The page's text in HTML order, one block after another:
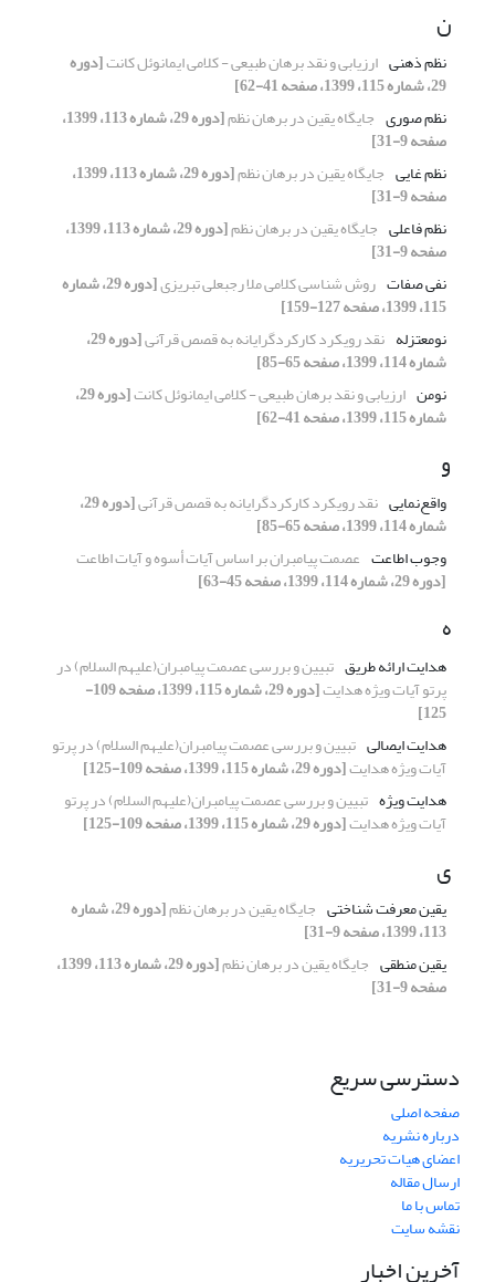
ن
نظم ذهنی ارزیابی و نقد برهان طبیعی - کلامی ایمانوئل کانت[دوره
29، شماره 115، 1399، صفحه 41-62]
نظم صوری جایگاه یقین در برهان نظم [دوره 29، شماره 113، 1399،
صفحه 9-31]
نظم غایی جایگاه یقین در برهان نظم [دوره 29، شماره 113، 1399،
صفحه 9-31]
نظم فاعلی جایگاه یقین در برهان نظم [دوره 29، شماره 113، 1399،
صفحه 9-31]
نفی صفات روش شناسی کلامی ملا رجبعلی تبریزی [دوره 29، شماره
115، 1399، صفحه 127-159]
نومعتزله نقد رویکرد کارکردگرایانه به قصص قرآنی [دوره 29،
شماره 114، 1399، صفحه 65-85]
نومن ارزیابی و نقد برهان طبیعی - کلامی ایمانوئل کانت [دوره 29،
شماره 115، 1399، صفحه 41-62]
و
واقع‌نمایی نقد رویکرد کارکردگرایانه به قصص قرآنی [دوره 29،
شماره 114، 1399، صفحه 65-85]
وجوب اطاعت عصمت پیامبران بر اساس آیات أسوه و آیات اطاعت
[دوره 29، شماره 114، 1399، صفحه 45-63]
ه
هدایت ارائه طریق تبیین و بررسی عصمت پیامبران(علیهم السلام) در
پرتو آیات ویژه هدایت [دوره 29، شماره 115، 1399، صفحه 109-
125]
هدایت ایصالی تبیین و بررسی عصمت پیامبران(علیهم السلام) در پرتو
آیات ویژه هدایت[دوره 29، شماره 115، 1399، صفحه 109-125]
هدایت ویژه تبیین و بررسی عصمت پیامبران(علیهم السلام) در پرتو
آیات ویژه هدایت[دوره 29، شماره 115، 1399، صفحه 109-125]
ی
یقین معرفت شناختی جایگاه یقین در برهان نظم [دوره 29، شماره
113، 1399، صفحه 9-31]
یقین منطقی جایگاه یقین در برهان نظم [دوره 29، شماره 113، 1399،
صفحه 9-31]
دسترسی سریع
صفحه اصلی
درباره نشریه
اعضای هیات تحریریه
ارسال مقاله
تماس با ما
نقشه سایت
آخرین اخبار